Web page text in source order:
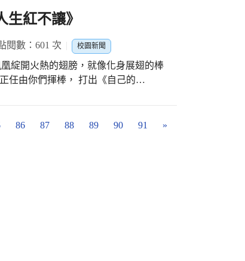
快篩劑的行政教保員 #謝謝邊接送小
有你們真的很好！沒有你們只能孤軍
紅不讓》
閱數：601 次 校園新聞
綻開火熱的翅膀，就像化身展翅的棒
任由你們揮棒， 打出《自己的
86 87 88 89 90 91 »